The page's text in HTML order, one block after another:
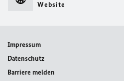
Website
Impressum
Datenschutz
Barriere melden